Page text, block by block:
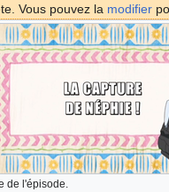
Vous pouvez la modifier
de l'épisode.